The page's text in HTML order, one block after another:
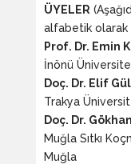
ÜYELER
alfabetik olarak
Prof. Dr. Emin
İnönü
Doç. Dr. Elif
Trakya
Doç. Dr.
Muğla Sıtkı
Muğla